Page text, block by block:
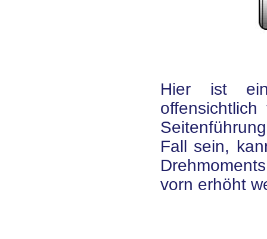
Hier ist
Fall sein,
vorn erhöht